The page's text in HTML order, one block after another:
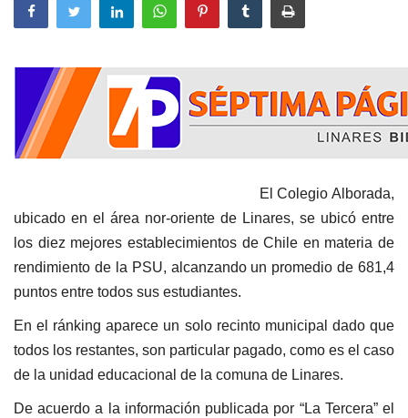
El Colegio Alborada,
ubicado en el área nor-oriente de Linares, se ubicó entre
los diez mejores establecimientos de Chile en materia de
rendimiento de la PSU, alcanzando un promedio de 681,4
puntos entre todos sus estudiantes.
En el ránking aparece un solo recinto municipal dado que
todos los restantes, son particular pagado, como es el caso
de la unidad educacional de la comuna de Linares.
De acuerdo a la información publicada por “La Tercera”el